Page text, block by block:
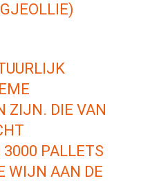
ZIJN. DIE VAN
PALLETS
WIJN AAN DE